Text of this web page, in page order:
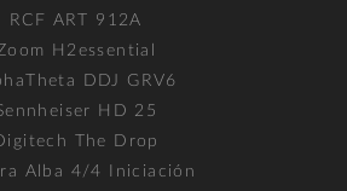
RCF ART 912A
H2essential
DDJ GRV6
HD 25
The Drop
Alba 4/4 Iniciación